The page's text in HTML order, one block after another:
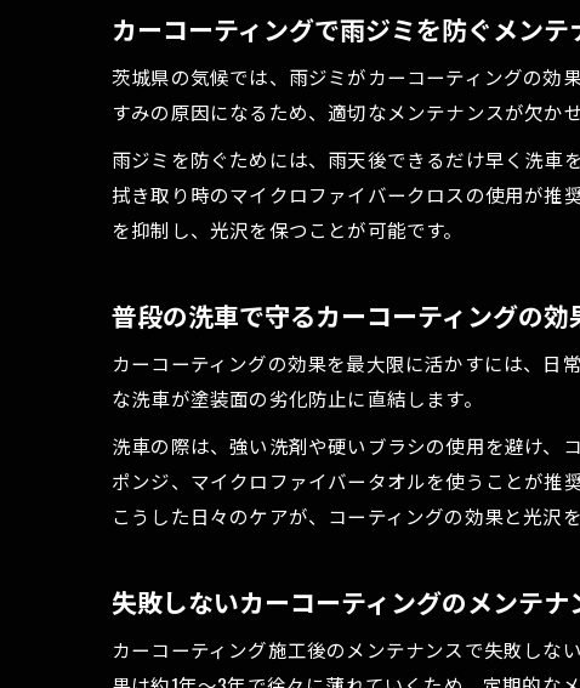
カーコーティングで雨ジミを防ぐメンテ
茨城県の気候では、雨ジミがカーコーティングの効
すみの原因になるため、適切なメンテナンスが欠かせ
雨ジミを防ぐためには、雨天後できるだけ早く洗車
拭き取り時のマイクロファイバークロスの使用が推
を抑制し、光沢を保つことが可能です。
普段の洗車で守るカーコーティングの効
カーコーティングの効果を最大限に活かすには、日
な洗車が塗装面の劣化防止に直結します。
洗車の際は、強い洗剤や硬いブラシの使用を避け、
ポンジ、マイクロファイバータオルを使うことが推
こうした日々のケアが、コーティングの効果と光沢
失敗しないカーコーティングのメンテナ
カーコーティング施工後のメンテナンスで失敗しな